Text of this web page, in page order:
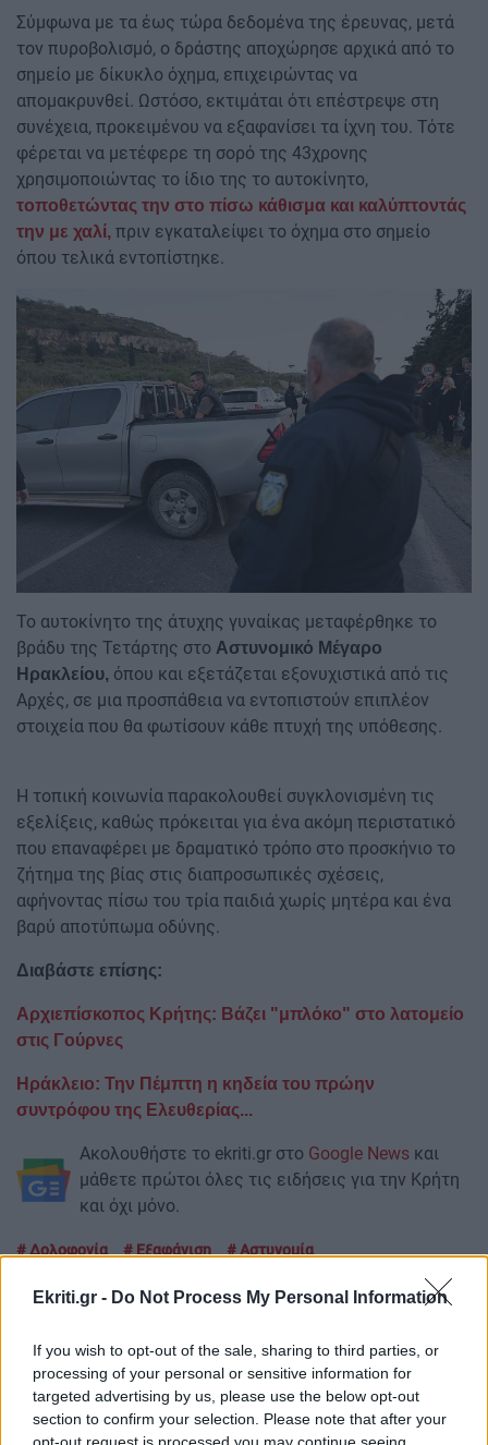
Ekriti.gr - Do Not Process My Personal Information
If you wish to opt-out of the sale, sharing to third parties, or
processing of your personal or sensitive information for
targeted advertising by us, please use the below opt-out
section to confirm your selection. Please note that after your
opt-out request is processed you may continue seeing
Σύμφωνα με τα έως τώρα δεδομένα της έρευνας, μετά
τον πυροβολισμό, ο δράστης αποχώρησε αρχικά από το
σημείο με δίκυκλο όχημα, επιχειρώντας να
απομακρυνθεί. Ωστόσο, εκτιμάται ότι επέστρεψε στη
συνέχεια, προκειμένου να εξαφανίσει τα ίχνη του. Τότε
φέρεται να μετέφερε τη σορό της 43χρονης
χρησιμοποιώντας το ίδιο της το αυτοκίνητο,
τοποθετώντας την στο πίσω κάθισμα και καλύπτοντάς
την με χαλί, πριν εγκαταλείψει το όχημα στο σημείο
όπου τελικά εντοπίστηκε.
Image
Το αυτοκίνητο της άτυχης γυναίκας μεταφέρθηκε το
βράδυ της Τετάρτης στο Αστυνομικό Μέγαρο
Ηρακλείου, όπου και εξετάζεται εξονυχιστικά από τις
Αρχές, σε μια προσπάθεια να εντοπιστούν επιπλέον
στοιχεία που θα φωτίσουν κάθε πτυχή της υπόθεσης.
Η τοπική κοινωνία παρακολουθεί συγκλονισμένη τις
εξελίξεις, καθώς πρόκειται για ένα ακόμη περιστατικό
που επαναφέρει με δραματικό τρόπο στο προσκήνιο το
ζήτημα της βίας στις διαπροσωπικές σχέσεις,
αφήνοντας πίσω του τρία παιδιά χωρίς μητέρα και ένα
βαρύ αποτύπωμα οδύνης.
Διαβάστε επίσης:
Αρχιεπίσκοπος Κρήτης: Βάζει "μπλόκο" στο λατομείο
στις Γούρνες
Ηράκλειο: Την Πέμπτη η κηδεία του πρώην
συντρόφου της Ελευθερίας...
Ακολουθήστε το ekriti.gr στο Google News και
μάθετε πρώτοι όλες τις ειδήσεις για την Κρήτη
και όχι μόνο.
Δολοφονία Εξαφάνιση Αστυνομία
ΡΟΗ ΕΙΔΗΣΕΩΝ